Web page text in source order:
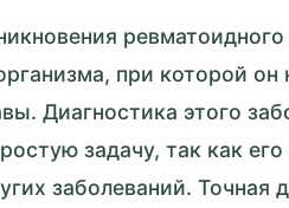
ревматоидного
при которой он
Диагностика этого
задачу, так как
заболеваний. Точная